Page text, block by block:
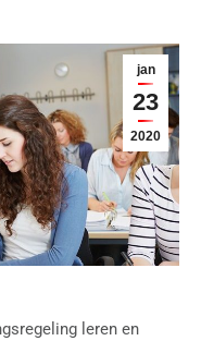
jan
23
2020
leren en